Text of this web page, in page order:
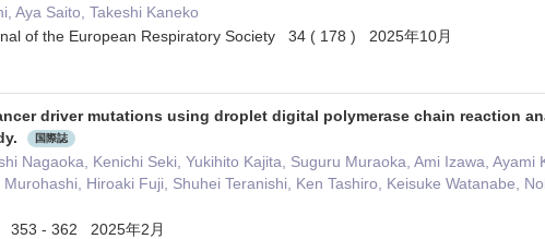
Aya Saito, Takeshi Kaneko
of the European Respiratory Society 34 ( 178 ) 2025年10月
driver mutations using droplet digital polymerase chain reaction
国際誌
Nagaoka, Kenichi Seki, Yukihito Kajita, Suguru Muraoka, Ami Izawa, Ayami
Hiroaki Fuji, Shuhei Teranishi, Ken Tashiro, Keisuke Watanabe,
353 - 362 2025年2月